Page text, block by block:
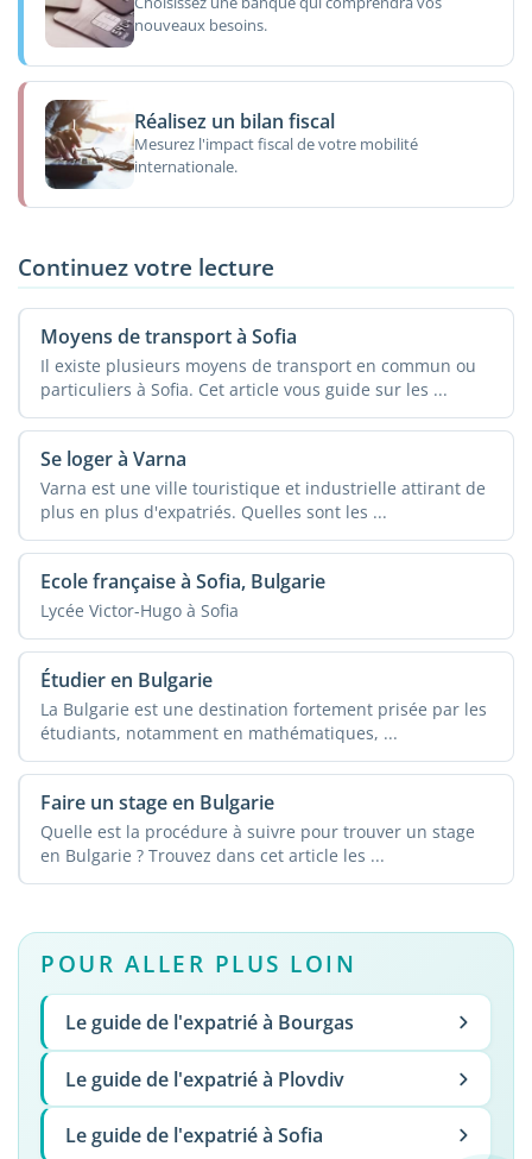
nouveaux besoins.
Réalisez un bilan fiscal
Mesurez l'impact fiscal de votre mobilité
internationale.
Continuez votre lecture
Moyens de transport à Sofia
Il existe plusieurs moyens de transport en commun ou
particuliers à Sofia. Cet article vous guide sur les ...
Se loger à Varna
Varna est une ville touristique et industrielle attirant de
plus en plus d'expatriés. Quelles sont les ...
Ecole française à Sofia, Bulgarie
Lycée Victor-Hugo à Sofia
Étudier en Bulgarie
La Bulgarie est une destination fortement prisée par les
étudiants, notamment en mathématiques, ...
Faire un stage en Bulgarie
Quelle est la procédure à suivre pour trouver un stage
en Bulgarie ? Trouvez dans cet article les ...
POUR ALLER PLUS LOIN
Le guide de l'expatrié à Bourgas
Le guide de l'expatrié à Plovdiv
Le guide de l'expatrié à Sofia